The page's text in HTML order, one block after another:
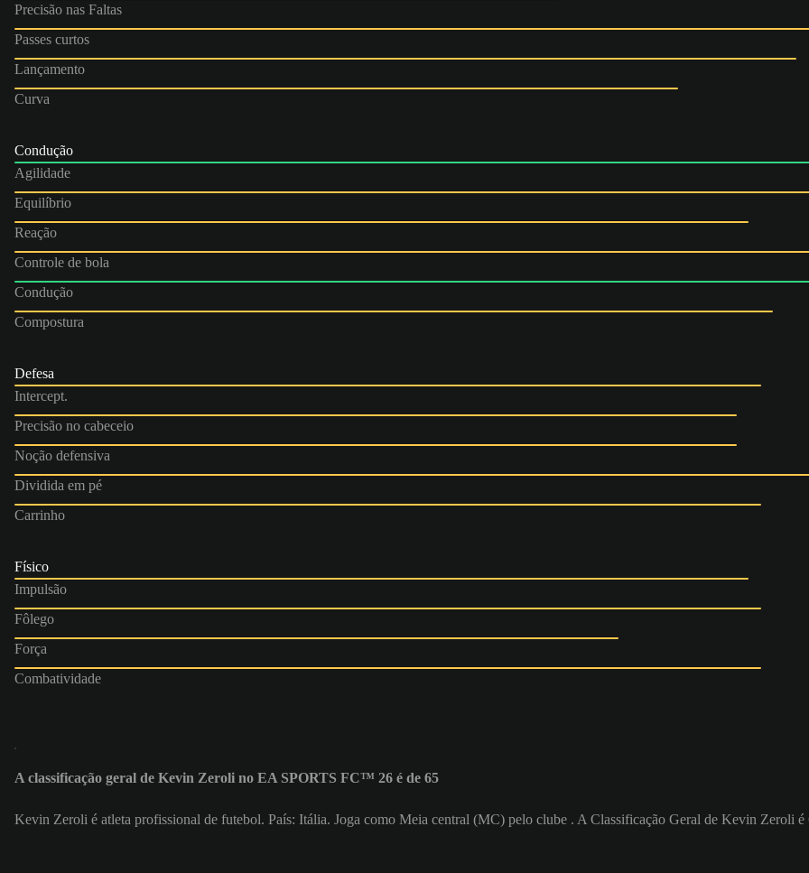
Precisão nas Faltas
Passes curtos
Lançamento
Curva
Condução
Agilidade
Equilíbrio
Reação
Controle de bola
Condução
Compostura
Defesa
Intercept.
Precisão no cabeceio
Noção defensiva
Dividida em pé
Carrinho
Físico
Impulsão
Fôlego
Força
Combatividade
A classificação geral de Kevin Zeroli no EA SPORTS FC™ 26 é de 65
Kevin Zeroli é atleta profissional de futebol. País: Itália. Joga como Meia central (MC) pelo clube . A Classificação Geral de Kevin Zeroli é